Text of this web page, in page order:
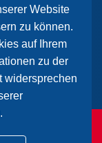
Website
zu können.
auf Ihrem
zu der
widersprechen
.